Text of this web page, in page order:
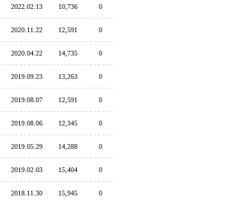
2022.02.13 10,736 0
2020.11.22 12,591 0
2020.04.22 14,735 0
2019.09.23 13,263 0
2019.08.07 12,591 0
2019.08.06 12,345 0
2019.05.29 14,288 0
2019.02.03 15,404 0
2018.11.30 15,945 0